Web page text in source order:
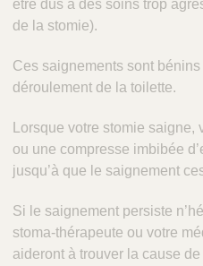
être dus à des soins trop
de la stomie).
Ces saignements sont
déroulement de la toilette.
Lorsque votre stomie
ou une compresse imbibée
jusqu’à que le saignement
Si le saignement persiste
stoma-thérapeute ou votre
aideront à trouver la cause